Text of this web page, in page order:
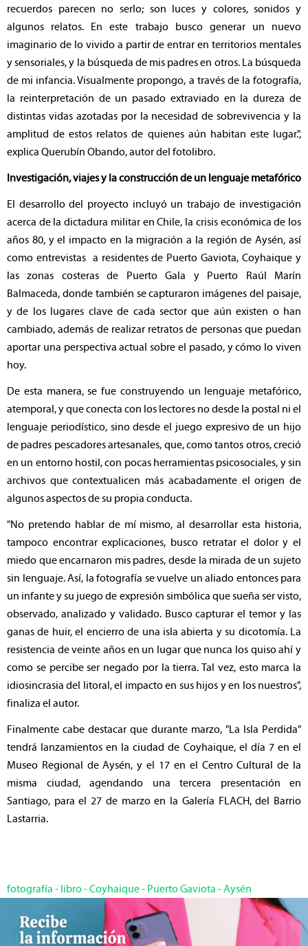
recuerdos parecen no serlo; son luces y colores, sonidos y
algunos relatos. En este trabajo busco generar un nuevo
imaginario de lo vivido a partir de entrar en territorios mentales
y sensoriales, y la búsqueda de mis padres en otros. La búsqueda
de mi infancia. Visualmente propongo, a través de la fotografía,
la reinterpretación de un pasado extraviado en la dureza de
distintas vidas azotadas por la necesidad de sobrevivencia y la
amplitud de estos relatos de quienes aún habitan este lugar.",
explica Querubín Obando, autor del fotolibro.
Investigación, viajes y la construcción de un lenguaje metafórico
El desarrollo del proyecto incluyó un trabajo de investigación
acerca de la dictadura militar en Chile, la crisis económica de los
años 80, y el impacto en la migración a la región de Aysén, así
como entrevistas a residentes de Puerto Gaviota, Coyhaique y
las zonas costeras de Puerto Gala y Puerto Raúl Marín
Balmaceda, donde también se capturaron imágenes del paisaje,
y de los lugares clave de cada sector que aún existen o han
cambiado, además de realizar retratos de personas que puedan
aportar una perspectiva actual sobre el pasado, y cómo lo viven
hoy.
De esta manera, se fue construyendo un lenguaje metafórico,
atemporal, y que conecta con los lectores no desde la postal ni el
lenguaje periodístico, sino desde el juego expresivo de un hijo
de padres pescadores artesanales, que, como tantos otros, creció
en un entorno hostil, con pocas herramientas psicosociales, y sin
archivos que contextualicen más acabadamente el origen de
algunos aspectos de su propia conducta.
"No pretendo hablar de mí mismo, al desarrollar esta historia,
tampoco encontrar explicaciones, busco retratar el dolor y el
miedo que encarnaron mis padres, desde la mirada de un sujeto
sin lenguaje. Así, la fotografía se vuelve un aliado entonces para
un infante y su juego de expresión simbólica que sueña ser visto,
observado, analizado y validado. Busco capturar el temor y las
ganas de huir, el encierro de una isla abierta y su dicotomía. La
resistencia de veinte años en un lugar que nunca los quiso ahí y
como se percibe ser negado por la tierra. Tal vez, esto marca la
idiosincrasia del litoral, el impacto en sus hijos y en los nuestros",
finaliza el autor.
Finalmente cabe destacar que durante marzo, "La Isla Perdida"
tendrá lanzamientos en la ciudad de Coyhaique, el día 7 en el
Museo Regional de Aysén, y el 17 en el Centro Cultural de la
misma ciudad, agendando una tercera presentación en
Santiago, para el 27 de marzo en la Galería FLACH, del Barrio
Lastarria.
fotografía - libro-Coyhaique- Puerto Gaviota -Aysén